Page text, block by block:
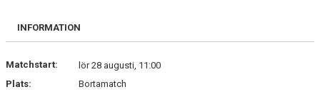
FOTOALBUM
GÄSTBOK
INFORMATION
Matchstart:
lör 28 augusti, 11:00
Plats:
Bortamatch